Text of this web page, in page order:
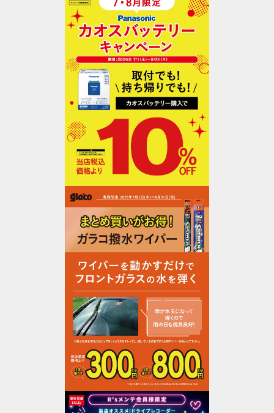
オイル交換
オイル・エレメント交換
タイヤ交換
タイヤ点検・交換
タイヤ交換ホイール付（夏⇔冬 入れ替え）
タイヤ交換ホイール付（夏⇔冬 入れ替え）＋オ
イル交換
タイヤ交換ホイール付（夏⇔冬 入れ替え）＋オ
イル交換・エレメント交換
バッテリー点検・交換
作業予約に進む
作業予約変更
そのほかの作業予約は
電話予約でお願いいたします。
予約する店舗を探す
承諾して予約に進む